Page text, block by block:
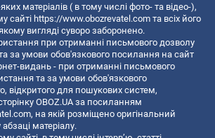
матеріалів ( в тому числі фото- та відео-),
сайті https://www.obozrevatel.com та всіх його
вигляді суворо заборонено.
при отриманні письмового дозволу
за умови обов'язкового посилання на сайт
видань - при отриманні письмового
та за умови обов'язкового
відкритого для пошукових систем,
OBOZ.UA за посиланням
, на якій розміщено оригінальний
матеріалу.